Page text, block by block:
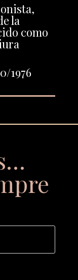
la
como
1976